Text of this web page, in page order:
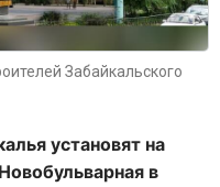
Забайкальского
установят на
в